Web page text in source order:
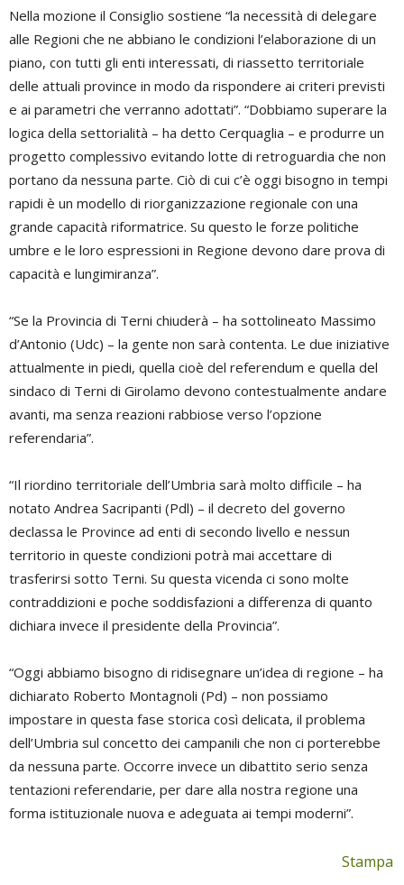
Nella mozione il Consiglio sostiene “la necessità di delegare
alle Regioni che ne abbiano le condizioni l’elaborazione di un
piano, con tutti gli enti interessati, di riassetto territoriale
delle attuali province in modo da rispondere ai criteri previsti
e ai parametri che verranno adottati”. “Dobbiamo superare la
logica della settorialità – ha detto Cerquaglia – e produrre un
progetto complessivo evitando lotte di retroguardia che non
portano da nessuna parte. Ciò di cui c’è oggi bisogno in tempi
rapidi è un modello di riorganizzazione regionale con una
grande capacità riformatrice. Su questo le forze politiche
umbre e le loro espressioni in Regione devono dare prova di
capacità e lungimiranza”.
“Se la Provincia di Terni chiuderà – ha sottolineato Massimo
d’Antonio (Udc) – la gente non sarà contenta. Le due iniziative
attualmente in piedi, quella cioè del referendum e quella del
sindaco di Terni di Girolamo devono contestualmente andare
avanti, ma senza reazioni rabbiose verso l’opzione
referendaria”.
“Il riordino territoriale dell’Umbria sarà molto difficile – ha
notato Andrea Sacripanti (Pdl) – il decreto del governo
declassa le Province ad enti di secondo livello e nessun
territorio in queste condizioni potrà mai accettare di
trasferirsi sotto Terni. Su questa vicenda ci sono molte
contraddizioni e poche soddisfazioni a differenza di quanto
dichiara invece il presidente della Provincia”.
“Oggi abbiamo bisogno di ridisegnare un’idea di regione – ha
dichiarato Roberto Montagnoli (Pd) – non possiamo
impostare in questa fase storica così delicata, il problema
dell’Umbria sul concetto dei campanili che non ci porterebbe
da nessuna parte. Occorre invece un dibattito serio senza
tentazioni referendarie, per dare alla nostra regione una
forma istituzionale nuova e adeguata ai tempi moderni”.
Stampa